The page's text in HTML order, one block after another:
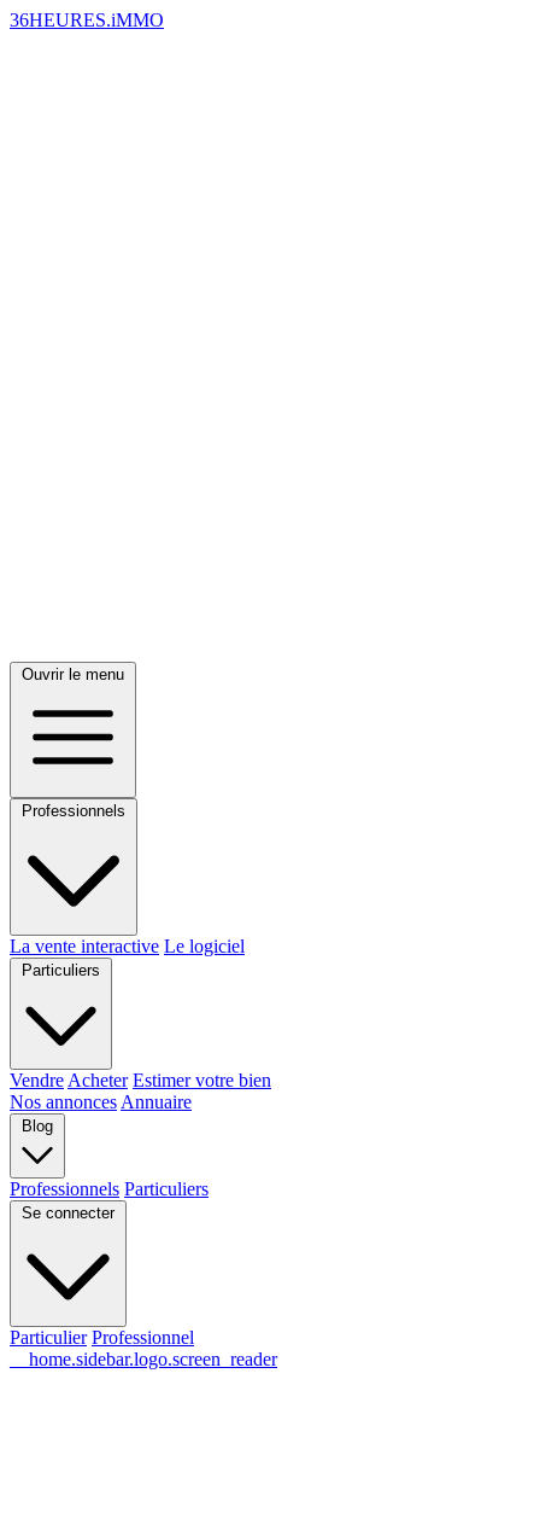
36HEURES.iMMO
Ouvrir le menu
Professionnels
La vente interactive Le logiciel
Particuliers
Vendre Acheter Estimer votre bien
Nos annonces Annuaire
Blog
Professionnels Particuliers
Se connecter
Particulier Professionnel
__home.sidebar.logo.screen_reader